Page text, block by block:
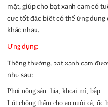
mặt, giúp cho bạt xanh cam có
cực tốt đặc biệt có thể ứng dụng
khác nhau.
Ứng dụng:
Thông thường, bạt xanh cam
như sau:
Phơi nông sản: lúa, khoai mì, bắp...
Lót chống thấm cho ao nuôi cá, ốc